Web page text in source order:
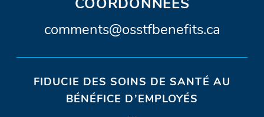
fenêtre)fenêtre)
A
r
comments@osstfbenefits.ca
FIDUCIE DES SOINS DE SANTÉ AU
BÉNÉFICE D’EMPLOYÉS